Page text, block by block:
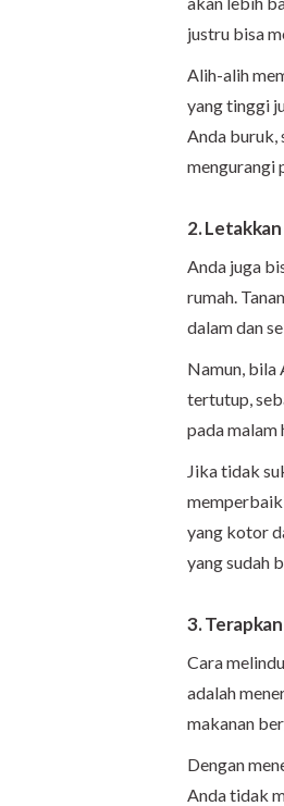
justru bisa
Alih-alih
yang tinggi
Anda buruk,
mengurangi
2.
Anda juga
rumah.
dalam dan
Namun, bila
tertutup,
pada malam
Jika tidak
yang kotor
yang sudah
3. Terapkan
Cara
adalah
makanan
Dengan
Anda tidak